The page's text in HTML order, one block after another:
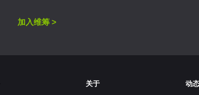
加入维筹 >
关于 动态